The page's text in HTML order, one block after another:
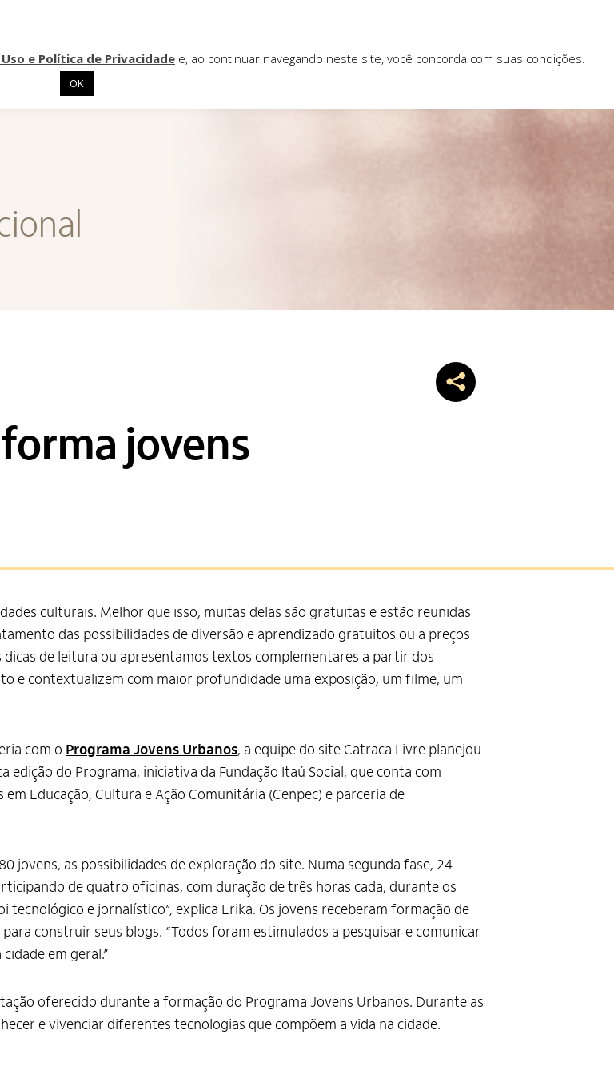
jovens
culturais. Melhor que isso, muitas delas são gratuitas e estão reunidas
das possibilidades de diversão e aprendizado gratuitos ou a preços
de leitura ou apresentamos textos complementares a partir dos
e contextualizem com maior profundidade uma exposição, um filme, um
com o Programa Jovens Urbanos, a equipe do site Catraca Livre planejou
do Programa, iniciativa da Fundação Itaú Social, que conta com
Educação, Cultura e Ação Comunitária (Cenpec) e parceria de
jovens, as possibilidades de exploração do site. Numa segunda fase, 24
de quatro oficinas, com duração de três horas cada, durante os
tecnológico e jornalístico”, explica Erika. Os jovens receberam formação de
construir seus blogs. “Todos foram estimulados a pesquisar e comunicar
em geral.”
oferecido durante a formação do Programa Jovens Urbanos. Durante as
e vivenciar diferentes tecnologias que compõem a vida na cidade.
e Política de Privacidade e, ao continuar navegando neste site, você concorda com suas condições.
OK